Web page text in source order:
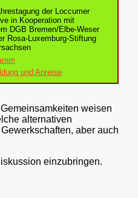
der Loccumer
in Kooperation mit
DGB Bremen/Elbe-Weser
Rosa-Luxemburg-Stiftung
und Anreise
weisen
alternativen
aber auch
einzubringen.